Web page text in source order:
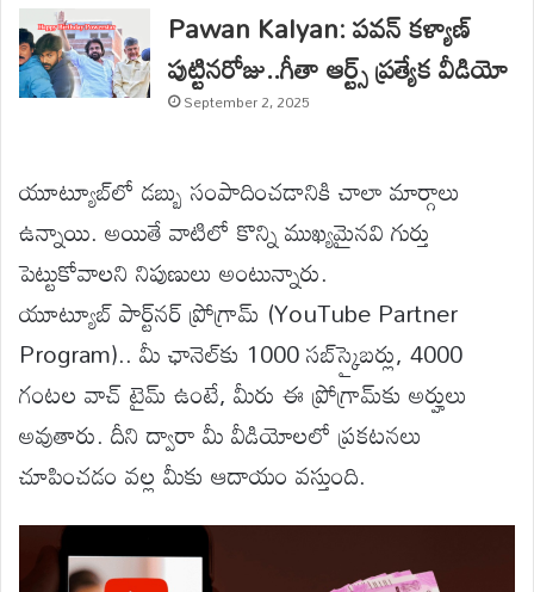
Pawan Kalyan: పవన్ కళ్యాణ్
పుట్టినరోజు..గీతా ఆర్ట్స్ ప్రత్యేక వీడియో
September 2, 2025
యూట్యూబ్‌లో డబ్బు సంపాదించడానికి చాలా మార్గాలు
ఉన్నాయి. అయితే వాటిలో కొన్ని ముఖ్యమైనవి గుర్తు
పెట్టుకోవాలని నిపుణులు అంటున్నారు.
యూట్యూబ్ పార్ట్‌నర్ ప్రోగ్రామ్ (YouTube Partner
Program).. మీ ఛానెల్‌కు 1000 సబ్‌స్క్రైబర్లు, 4000
గంటల వాచ్ టైమ్ ఉంటే, మీరు ఈ ప్రోగ్రామ్‌కు అర్హులు
అవుతారు. దీని ద్వారా మీ వీడియోలలో ప్రకటనలు
చూపించడం వల్ల మీకు ఆదాయం వస్తుంది.